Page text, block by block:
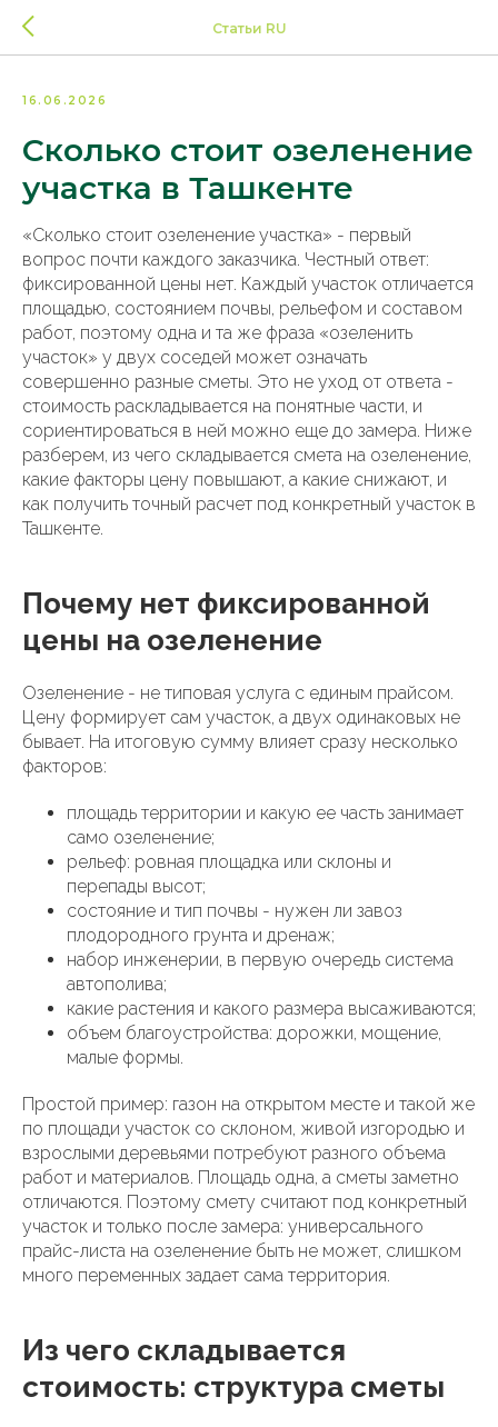
Статьи RU
16.06.2026
Сколько стоит озеленение
участка в Ташкенте
«Сколько стоит озеленение участка» - первый
вопрос почти каждого заказчика. Честный ответ:
фиксированной цены нет. Каждый участок отличается
площадью, состоянием почвы, рельефом и составом
работ, поэтому одна и та же фраза «озеленить
участок» у двух соседей может означать
совершенно разные сметы. Это не уход от ответа -
стоимость раскладывается на понятные части, и
сориентироваться в ней можно еще до замера. Ниже
разберем, из чего складывается смета на озеленение,
какие факторы цену повышают, а какие снижают, и
как получить точный расчет под конкретный участок в
Ташкенте.
Почему нет фиксированной
цены на озеленение
Озеленение - не типовая услуга с единым прайсом.
Цену формирует сам участок, а двух одинаковых не
бывает. На итоговую сумму влияет сразу несколько
факторов:
площадь территории и какую ее часть занимает
само озеленение;
рельеф: ровная площадка или склоны и
перепады высот;
состояние и тип почвы - нужен ли завоз
плодородного грунта и дренаж;
набор инженерии, в первую очередь система
автополива;
какие растения и какого размера высаживаются;
объем благоустройства: дорожки, мощение,
малые формы.
Простой пример: газон на открытом месте и такой же
по площади участок со склоном, живой изгородью и
взрослыми деревьями потребуют разного объема
работ и материалов. Площадь одна, а сметы заметно
отличаются. Поэтому смету считают под конкретный
участок и только после замера: универсального
прайс-листа на озеленение быть не может, слишком
много переменных задает сама территория.
Из чего складывается
стоимость: структура сметы